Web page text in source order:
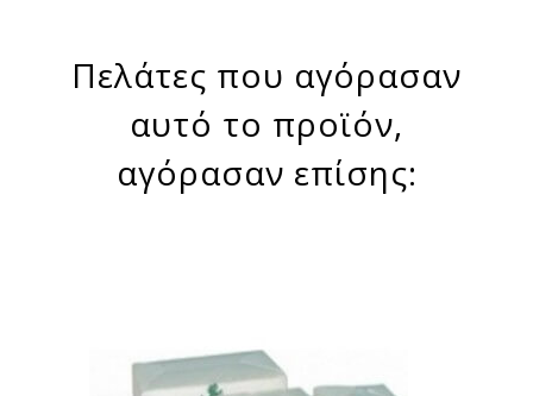
Πελάτες που αγόρασαν
αυτό το προϊόν,
αγόρασαν επίσης: